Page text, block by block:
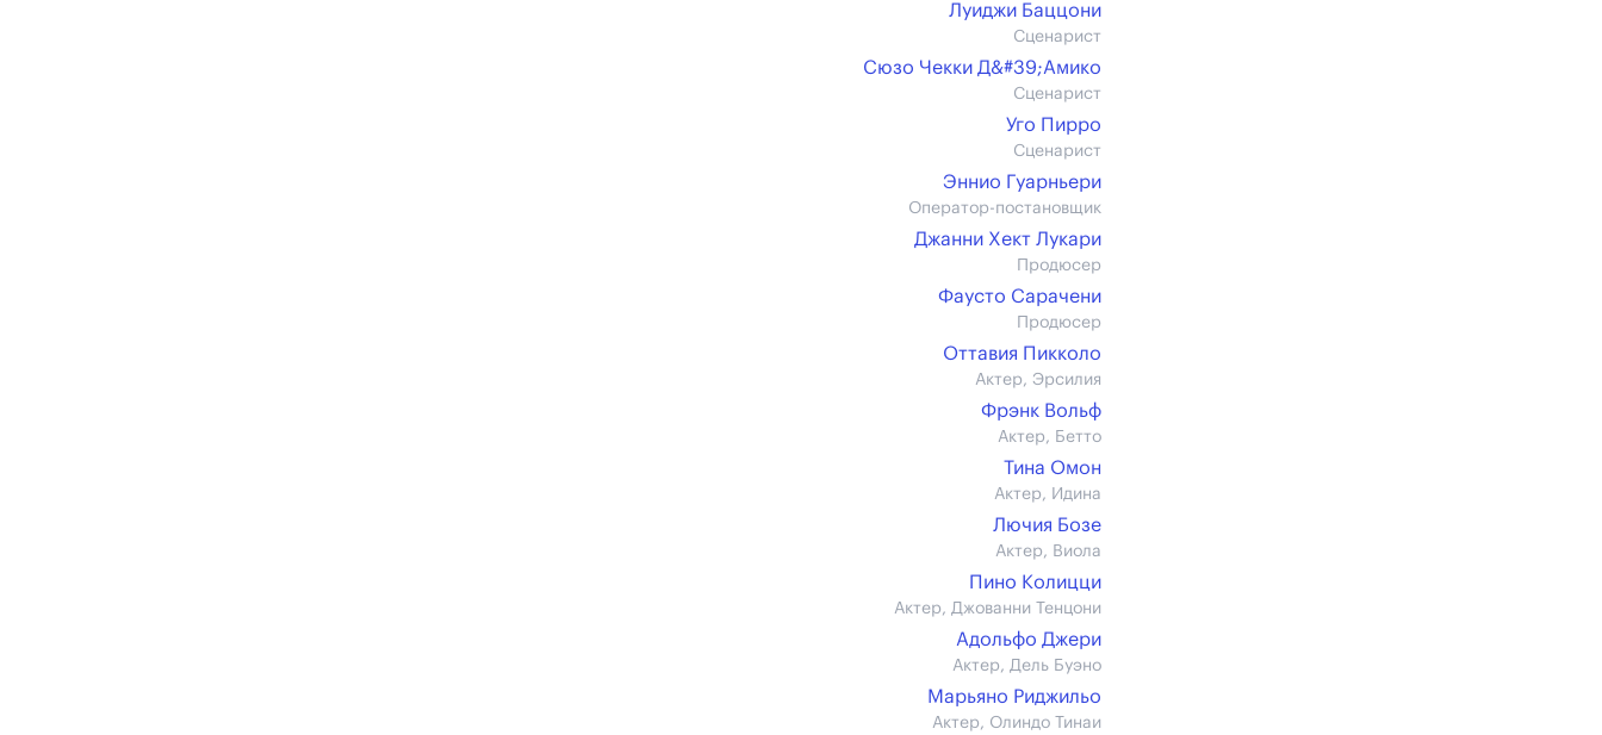
Луиджи Баццони
Сценарист
Сюзо Чекки Д&#39;Амико
Сценарист
Уго Пирро
Сценарист
Эннио Гуарньери
Оператор-постановщик
Джанни Хект Лукари
Продюсер
Фаусто Сарачени
Продюсер
Оттавия Пикколо
Актер, Эрсилия
Фрэнк Вольф
Актер, Бетто
Тина Омон
Актер, Идина
Лючия Бозе
Актер, Виола
Пино Колицци
Актер, Джованни Тенцони
Адольфо Джери
Актер, Дель Буэно
Марьяно Риджильо
Актер, Олиндо Тинаи